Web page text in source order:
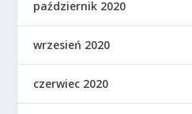
październik 2020
wrzesień 2020
czerwiec 2020